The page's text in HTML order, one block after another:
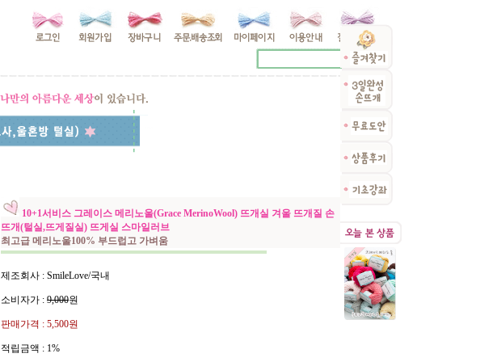
10+1서비스 그레이스 메리노울(Grace MerinoWool) 뜨개실 겨울 뜨개질 손
뜨개(털실,뜨게질실) 뜨게실 스마일러브
최고급 메리노울100% 부드럽고 가벼움
제조회사 : SmileLove/국내
소비자가 : 9,000원
판매가격 : 5,500원
적립금액 : 1%